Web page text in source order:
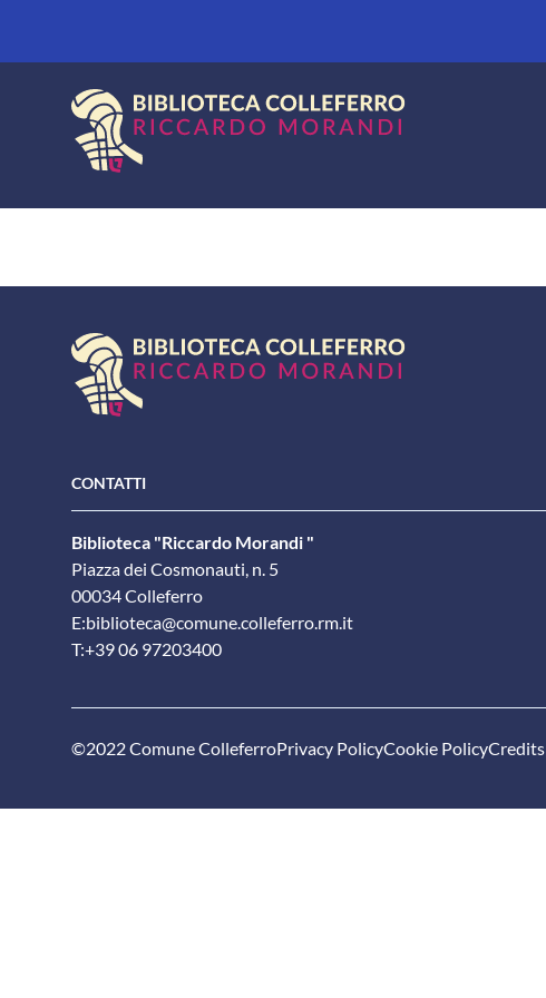
CONTATTI
Biblioteca "Riccardo Morandi "
Piazza dei Cosmonauti, n. 5
00034 Colleferro
E:biblioteca@comune.colleferro.rm.it
T:+39 06 97203400
©2022 Comune ColleferroPrivacy PolicyCookie PolicyCredits